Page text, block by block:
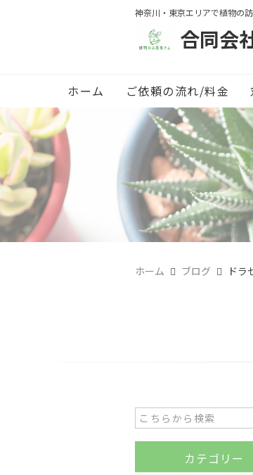
神奈川・東京エリアで植物の
合同会
ホーム ご依頼の流れ/料金
ホーム ブログ ドラ
カテゴリー